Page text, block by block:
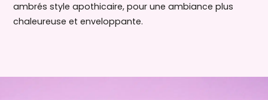
ambrés style apothicaire, pour une ambiance plus
chaleureuse et enveloppante.